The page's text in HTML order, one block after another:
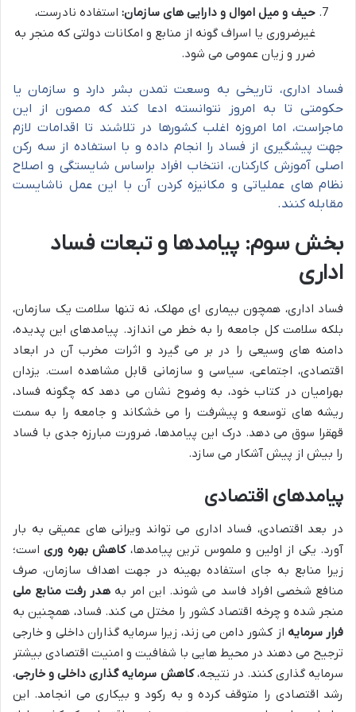
حیف و میل اموال و دارایی های سازمان: استفاده نادرست،
غیرضروری یا اسراف گونه از منابع و امکانات دولتی که منجر به
ضرر و زیان عمومی می شود.
فساد اداری، تاریخی به وسعت تمدن بشر دارد و سازمان یا
حکومتی تا به امروز نتوانسته ادعا کند که مصون از این
ماجراست، اما امروزه اغلب کشورها در تلاشند تا اقدامات لازم
جهت پیشگیری از فساد را انجام داده و با استفاده از سه رکن
اصلی آموزش کارکنان، انتخاب افراد براساس شایستگی و اصلاح
نظام های عملیاتی و مکانیزه کردن آن با این عمل ناشایست
مقابله کنند.
بخش سوم: پیامدها و تبعات فساد
اداری
فساد اداری، همچون بیماری ای مهلک، نه تنها سلامت یک سازمان،
بلکه سلامت کل جامعه را به خطر می اندازد. پیامدهای این پدیده،
دامنه های وسیعی را در بر می گیرد و اثرات مخرب آن در ابعاد
اقتصادی، اجتماعی، سیاسی و سازمانی قابل مشاهده است. یزدان
بهرامیان در کتاب خود، به وضوح نشان می دهد که چگونه فساد،
ریشه های توسعه و پیشرفت را می خشکاند و جامعه را به سمت
قهقرا سوق می دهد. درک این پیامدها، ضرورت مبارزه جدی با فساد
را بیش از پیش آشکار می سازد.
پیامدهای اقتصادی
در بعد اقتصادی، فساد اداری می تواند ویرانی های عمیقی به بار
آورد. یکی از اولین و ملموس ترین پیامدها،کاهش بهره وریاست؛
زیرا منابع به جای استفاده بهینه در جهت اهداف سازمان، صرف
منافع شخصی افراد فاسد می شوند. این امر بههدر رفت منابع ملی
منجر شده و چرخه اقتصاد کشور را مختل می کند. فساد، همچنین به
فرار سرمایه از کشور دامن می زند، زیرا سرمایه گذاران داخلی و خارجی
ترجیح می دهند در محیط هایی با شفافیت و امنیت اقتصادی بیشتر
سرمایه گذاری کنند. در نتیجه،کاهش سرمایه گذاری داخلی و خارجی،
رشد اقتصادی را متوقف کرده و به رکود و بیکاری می انجامد. این